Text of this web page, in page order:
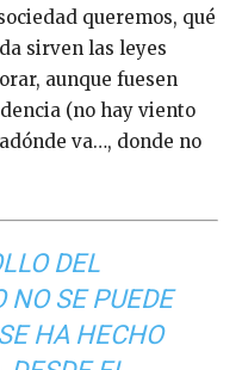
queremos, qué
sirven las leyes
aunque fuesen
(no hay viento
va…, donde no
DEL
SE PUEDE
HA HECHO